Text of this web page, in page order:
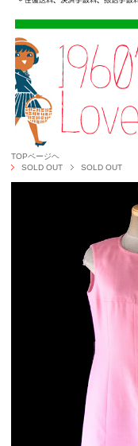
TOPページヘ
SOLD OUT
SOLD OUT